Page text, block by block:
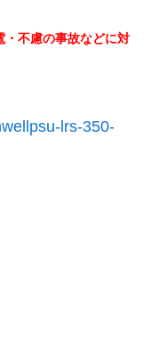
不慮の事故などに対
lrs-350-